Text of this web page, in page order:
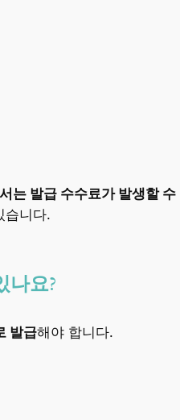
는 발급 수수료가 발생할 수
습니다.
나요?
발급해야 합니다.